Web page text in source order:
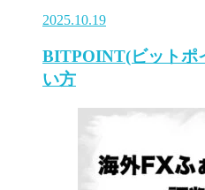
2025.10.19
BITPOINT(ビットポ
い方